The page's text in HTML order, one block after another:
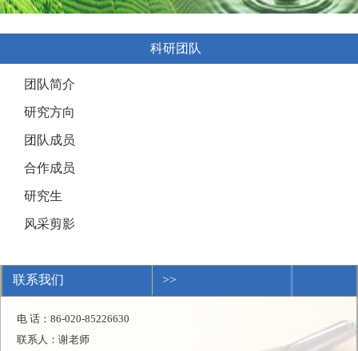
科研团队
团队简介
研究方向
团队成员
合作成员
研究生
风采剪影
联系我们 >>
电 话：86-020-85226630
联系人：谢老师